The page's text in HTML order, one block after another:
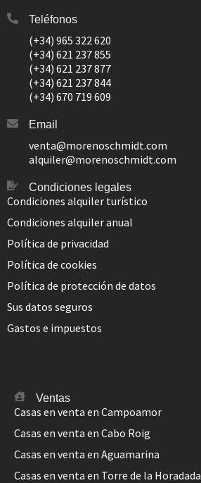
Teléfonos
(+34) 965 322 620
(+34) 621 237 855
(+34) 621 237 877
(+34) 621 237 844
(+34) 670 719 609
Email
venta@morenoschmidt.com
alquiler@morenoschmidt.com
Condiciones legales
Condiciones alquiler turístico
Condiciones alquiler anual
Política de privacidad
Política de cookies
Política de protección de datos
Sus datos seguros
Gastos e impuestos
Ventas
Casas en venta en Campoamor
Casas en venta en Cabo Roig
Casas en venta en Aguamarina
Casas en venta en Torre de la Horadada